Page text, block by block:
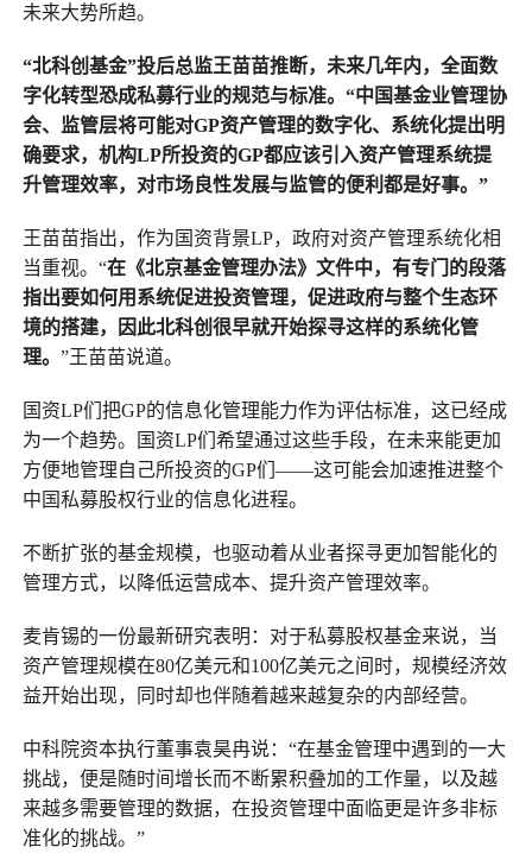
未来大势所趋。
“北科创基金”投后总监王苗苗推断，未来几年内，全面数
字化转型恐成私募行业的规范与标准。“中国基金业管理协
会、监管层将可能对GP资产管理的数字化、系统化提出明
确要求，机构LP所投资的GP都应该引入资产管理系统提
升管理效率，对市场良性发展与监管的便利都是好事。”
王苗苗指出，作为国资背景LP，政府对资产管理系统化相
当重视。“在《北京基金管理办法》文件中，有专门的段落
指出要如何用系统促进投资管理，促进政府与整个生态环
境的搭建，因此北科创很早就开始探寻这样的系统化管
理。 ”王苗苗说道。
国资LP们把GP的信息化管理能力作为评估标准，这已经成
为一个趋势。国资LP们希望通过这些手段，在未来能更加
方便地管理自己所投资的GP们——这可能会加速推进整个
中国私募股权行业的信息化进程。
不断扩张的基金规模，也驱动着从业者探寻更加智能化的
管理方式，以降低运营成本、提升资产管理效率。
麦肯锡的一份最新研究表明：对于私募股权基金来说，当
资产管理规模在80亿美元和100亿美元之间时，规模经济效
益开始出现，同时却也伴随着越来越复杂的内部经营。
中科院资本执行董事袁昊冉说：“在基金管理中遇到的一大
挑战，便是随时间增长而不断累积叠加的工作量，以及越
来越多需要管理的数据，在投资管理中面临更是许多非标
准化的挑战。”